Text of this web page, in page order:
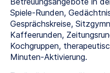
Spiele-Runden,
Gesprächskreise,
Kaffeerunden,
Kochgruppen,
Minuten-Aktivierung.